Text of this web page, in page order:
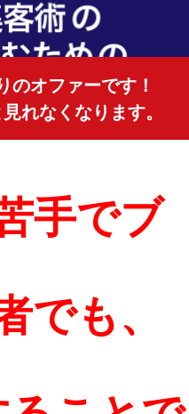
のオファーです！
れなくなります。
手でブ
でも、